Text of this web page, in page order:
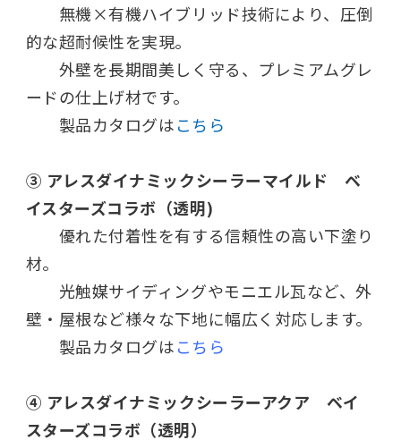
無機×有機ハイブリッド技術により、圧倒
的な超耐候性を実現。
外壁を長期間美しく守る、プレミアムグレ
ードの仕上げ材です。
製品カタログはこちら
③ アレスダイナミックシーラーマイルド ベ
イスターズコラボ（透明)
優れた付着性を有する信頼性の高い下塗り
材。
光触媒サイディングやモニエル瓦など、外
壁・屋根など様々な下地に幅広く対応します。
製品カタログはこちら
④ アレスダイナミックシーラーアクア ベイ
スターズコラボ（透明）